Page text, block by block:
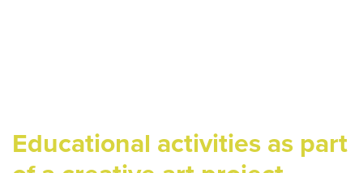
Educational activities as part